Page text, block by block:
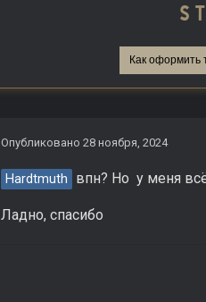
Как оформить
Опубликовано 28 ноября, 2024
Hardtmuth впн? Но у меня
Ладно, спасибо